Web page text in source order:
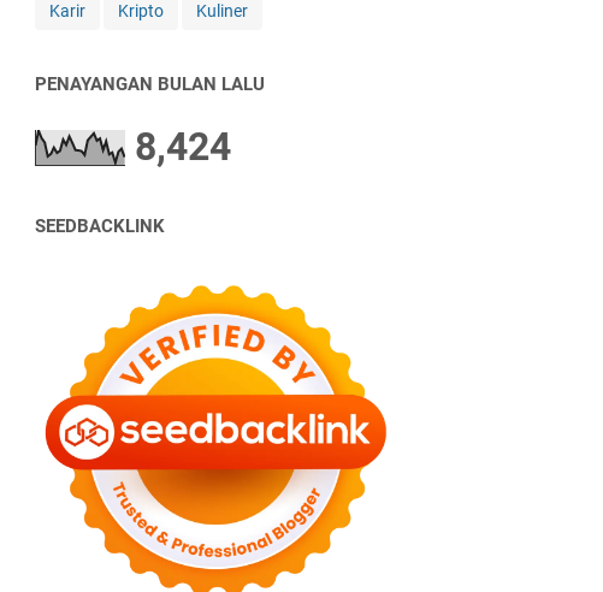
Karir Kripto Kuliner
PENAYANGAN BULAN LALU
8,424
SEEDBACKLINK